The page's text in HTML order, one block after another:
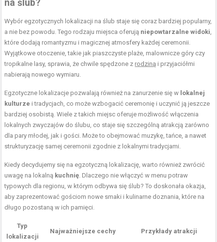
na ślub?
Wybór egzotycznych lokalizacji na ślub staje się coraz bardziej popularny,
a nie bez powodu. Tego rodzaju miejsca oferują niepowtarzalne widoki
które dodają romantyzmu i magicznej atmosfery każdej ceremonii.
Wyjątkowe otoczenie, takie jak piaszczyste plaże, malownicze góry czy
tropikalne lasy, sprawia, że chwile spędzone z rodziną i przyjaciółmi
nabierają nowego wymiaru.
Egzotyczne lokalizacje pozwalają również na zanurzenie się w lokalnej
kulturze i tradycjach, co może wzbogacić ceremonię i uczynić ją jeszcze
bardziej osobistą. Wiele z takich miejsc oferuje możliwość włączenia
lokalnych zwyczajów do ślubu, co staje się szczególną atrakcją zarówno
dla pary młodej, jak i gości. Może to obejmować muzykę, tańce, a nawet
strukturyzację samej ceremonii zgodnie z lokalnymi tradycjami.
Kiedy decydujemy się na egzotyczną lokalizację, warto również zwrócić
uwagę na lokalną kuchnię . Dlaczego nie włączyć w menu potraw
typowych dla regionu, w którym odbywa się ślub? To doskonała okazja,
aby zaprezentować gościom nowe smaki i kulinarne doznania, które na
długo pozostaną w ich pamięci.
Typ
lokalizacji
Najważniejsze cechy Przykłady atrakcji